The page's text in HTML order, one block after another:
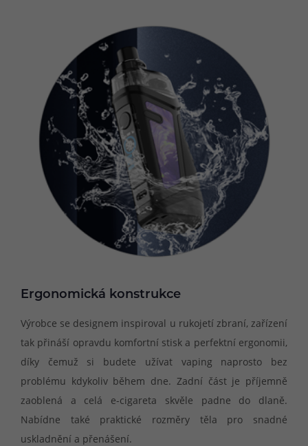
Ergonomická konstrukce
Výrobce se designem inspiroval u rukojetí zbraní, zařízení
tak přináší opravdu komfortní stisk a perfektní ergonomii,
díky čemuž si budete užívat vaping naprosto bez
problému kdykoliv během dne. Zadní část je příjemně
zaoblená a celá e-cigareta skvěle padne do dlaně.
Nabídne také praktické rozměry těla pro snadné
uskladnění a přenášení.